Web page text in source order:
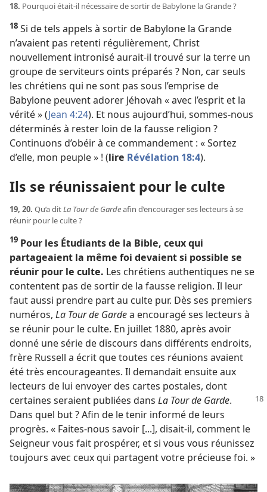
18. Pourquoi était-​il nécessaire de sortir de Babylone la Grande ?
18 Si de tels appels à sortir de Babylone la Grande
n’avaient pas retenti régulièrement, Christ
nouvellement intronisé aurait-​il trouvé sur la terre un
groupe de serviteurs oints préparés ? Non, car seuls
les chrétiens qui ne sont pas sous l’emprise de
Babylone peuvent adorer Jéhovah « avec l’esprit et la
vérité » (Jean 4:24). Et nous aujourd’hui, sommes-​nous
déterminés à rester loin de la fausse religion ?
Continuons d’obéir à ce commandement : « Sortez
d’elle, mon peuple » ! (lire Révélation 18:4).
Ils se réunissaient pour le culte
19, 20. Qu’a ditLa Tour de Gardeafin d’encourager ses lecteurs à se
réunir pour le culte ?
19 Pour les Étudiants de la Bible, ceux qui
partageaient la même foi devaient si possible se
réunir pour le culte. Les chrétiens authentiques ne se
contentent pas de sortir de la fausse religion. Il leur
faut aussi prendre part au culte pur. Dès ses premiers
numéros, La Tour de Gardea encouragé ses lecteurs à
se réunir pour le culte. En juillet 1880, après avoir
donné une série de discours dans différents endroits,
frère Russell a écrit que toutes ces réunions avaient
été très encourageantes. Il demandait ensuite aux
lecteurs de lui envoyer des cartes postales, dont
certaines seraient publiées dans La Tour de Garde.
Dans quel but ? Afin de le tenir informé de leurs
progrès. « Faites-​nous savoir [...], disait-​il, comment le
Seigneur vous fait prospérer, et si vous vous réunissez
toujours avec ceux qui partagent votre précieuse foi. »